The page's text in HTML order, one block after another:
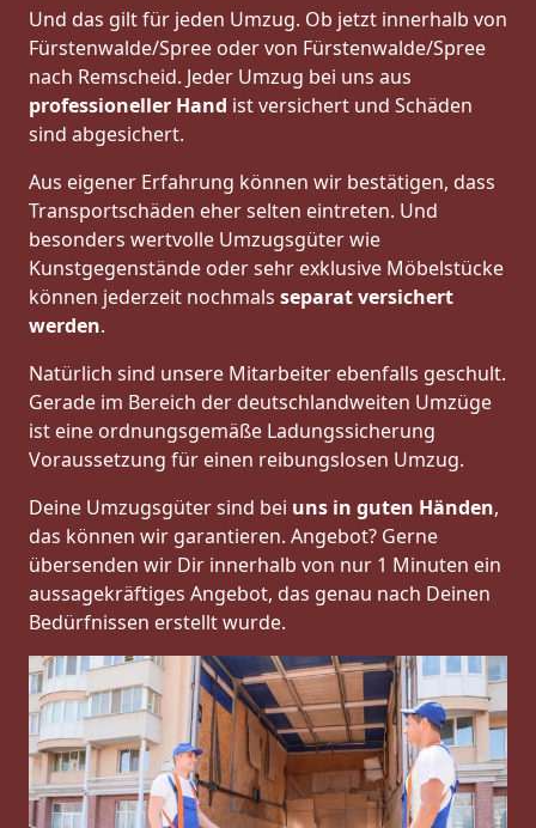
Und das gilt für jeden Umzug. Ob jetzt innerhalb von
Fürstenwalde/Spree oder von Fürstenwalde/Spree
nach Remscheid. Jeder Umzug bei uns aus
professioneller Hand ist versichert und Schäden
sind abgesichert.
Aus eigener Erfahrung können wir bestätigen, dass
Transportschäden eher selten eintreten. Und
besonders wertvolle Umzugsgüter wie
Kunstgegenstände oder sehr exklusive Möbelstücke
können jederzeit nochmals separat versichert
werden.
Natürlich sind unsere Mitarbeiter ebenfalls geschult.
Gerade im Bereich der deutschlandweiten Umzüge
ist eine ordnungsgemäße Ladungssicherung
Voraussetzung für einen reibungslosen Umzug.
Deine Umzugsgüter sind bei uns in guten Händen,
das können wir garantieren. Angebot? Gerne
übersenden wir Dir innerhalb von nur 1 Minuten ein
aussagekräftiges Angebot, das genau nach Deinen
Bedürfnissen erstellt wurde.